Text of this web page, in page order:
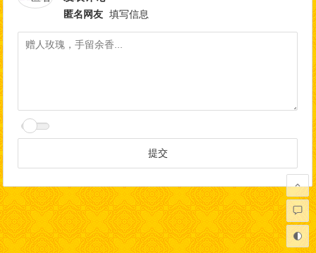
匿名网友 填写信息